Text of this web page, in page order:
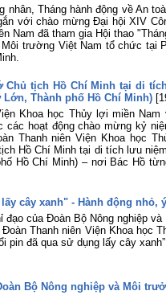
nhân, Tháng hành động về An
với chào mừng Đại hội XIV
Nam đã tham gia Hội thao
Môi trường Việt Nam tổ chức tại
tịch Hồ Chí Minh tại di
Thành phố Hồ Chí Minh)
Khoa học Thủy lợi miền
hoạt động chào mừng kỷ
Thanh niên Viện Khoa học
Hồ Chí Minh tại di tích lưu
Hồ Chí Minh) – nơi Bác Hồ
cây xanh" - Hành động nhỏ,
đạo của Đoàn Bộ Nông nghiệp
Thanh niên Viện Khoa học
pin đã qua sử dụng lấy cây xanh”.
Bộ Nông nghiệp và Môi